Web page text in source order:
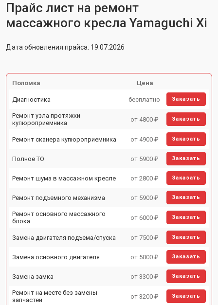
Прайс лист на ремонт
массажного кресла Yamaguchi Xi
Дата обновления прайса: 19.07.2026
Поломка Цена
Диагностика бесплатно Заказать
Ремонт узла протяжки
купюроприемника
от 4800 ₽ Заказать
Ремонт сканера купюроприемника от 4900 ₽ Заказать
Полное ТО от 5900 ₽ Заказать
Ремонт шума в массажном кресле от 2800 ₽ Заказать
Ремонт подъемного механизма от 5900 ₽ Заказать
Ремонт основного массажного
блока
от 6000 ₽ Заказать
Замена двигателя подъема/спуска от 7500 ₽ Заказать
Замена основного двигателя от 5000 ₽ Заказать
Замена замка от 3300 ₽ Заказать
Ремонт на месте без замены
запчастей
от 3200 ₽ Заказать